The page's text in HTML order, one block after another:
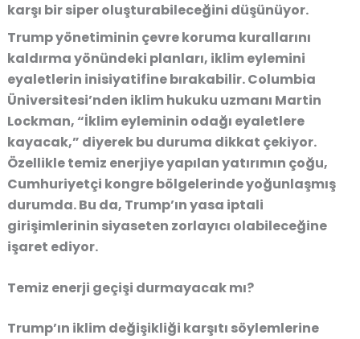
karşı bir siper oluşturabileceğini düşünüyor.
Trump yönetiminin çevre koruma kurallarını
kaldırma yönündeki planları, iklim eylemini
eyaletlerin inisiyatifine bırakabilir. Columbia
Üniversitesi’nden iklim hukuku uzmanı Martin
Lockman, “İklim eyleminin odağı eyaletlere
kayacak,” diyerek bu duruma dikkat çekiyor.
Özellikle temiz enerjiye yapılan yatırımın çoğu,
Cumhuriyetçi kongre bölgelerinde yoğunlaşmış
durumda. Bu da, Trump’ın yasa iptali
girişimlerinin siyaseten zorlayıcı olabileceğine
işaret ediyor.
Temiz enerji geçişi durmayacak mı?
Trump’ın iklim değişikliği karşıtı söylemlerine